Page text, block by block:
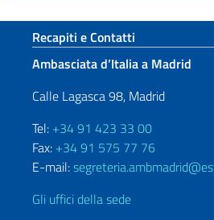
Sezione footer
Recapiti e Contatti
Ambasciata d’Italia a Madrid
Calle Lagasca 98, Madrid
Tel: +34 91 423 33 00
Fax: +34 91 575 77 76
E-mail:
Gli uffici della sede